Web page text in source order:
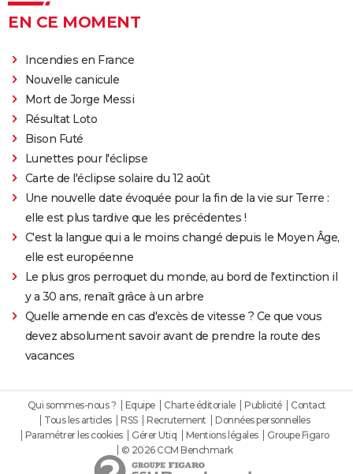
EN CE MOMENT
Incendies en France
Nouvelle canicule
Mort de Jorge Messi
Résultat Loto
Bison Futé
Lunettes pour l'éclipse
Carte de l'éclipse solaire du 12 août
Une nouvelle date évoquée pour la fin de la vie sur Terre :
elle est plus tardive que les précédentes !
C'est la langue qui a le moins changé depuis le Moyen Âge,
elle est européenne
Le plus gros perroquet du monde, au bord de l'extinction il
y a 30 ans, renaît grâce à un arbre
Quelle amende en cas d'excès de vitesse ? Ce que vous
devez absolument savoir avant de prendre la route des
vacances
Qui sommes-nous ? Equipe Charte éditoriale Publicité
Contact
Tous les articles
RSS Recrutement
Données personnelles
Paramétrer les cookies
Gérer Utiq Mentions légales
Groupe Figaro
© 2026 CCM Benchmark